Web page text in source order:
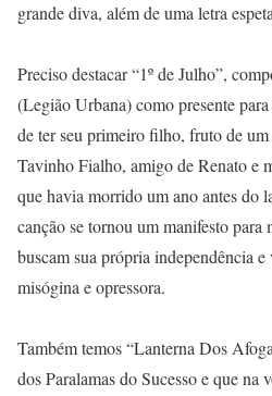
grande diva, além de uma letra
Preciso destacar “1º de Julho”,
(Legião Urbana) como presente
de ter seu primeiro filho, fruto de
Tavinho Fialho, amigo de Renato e
que havia morrido um ano antes do
canção se tornou um manifesto para
buscam sua própria independência
misógina e opressora.
Também temos “Lanterna Dos
dos Paralamas do Sucesso e que